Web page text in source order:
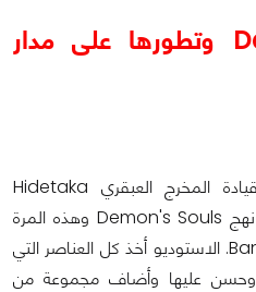
سلسلة Dark Souls وتطورها على مدار
استوديو From Software بقيادة المخرج العبقري Hidetaka
Miyazaki قرروا الاستمرار على نهج Demon's Souls وهذه المرة
بتعاون مع شركة Bandai Namco. الاستوديو أخذ كل العناصر التي
نجحت في Demon's Souls وحسن عليها وأضاف مجموعة من